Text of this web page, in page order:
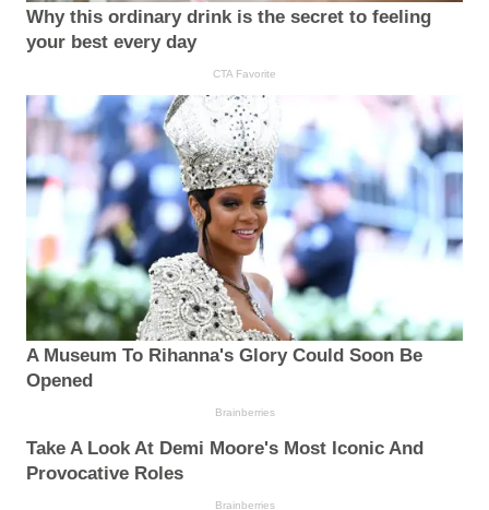
Why this ordinary drink is the secret to feeling
your best every day
CTA Favorite
A Museum To Rihanna's Glory Could Soon Be
Opened
Brainberries
Take A Look At Demi Moore's Most Iconic And
Provocative Roles
Brainberries